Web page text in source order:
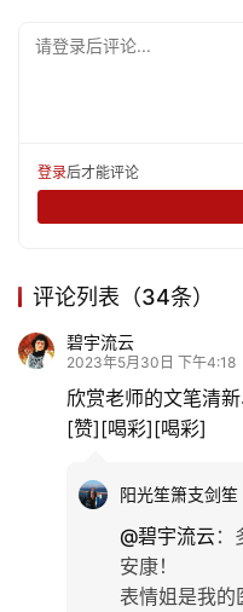
请登录后评论...
登录后才能评论
评论列表（34条）
碧宇流云
2023年5月30日 下午4:18
欣赏老师的文笔清
[赞][喝彩][喝彩]
阳光笙箫支剑笙
@碧宇流云：
安康！
表情姐是我的